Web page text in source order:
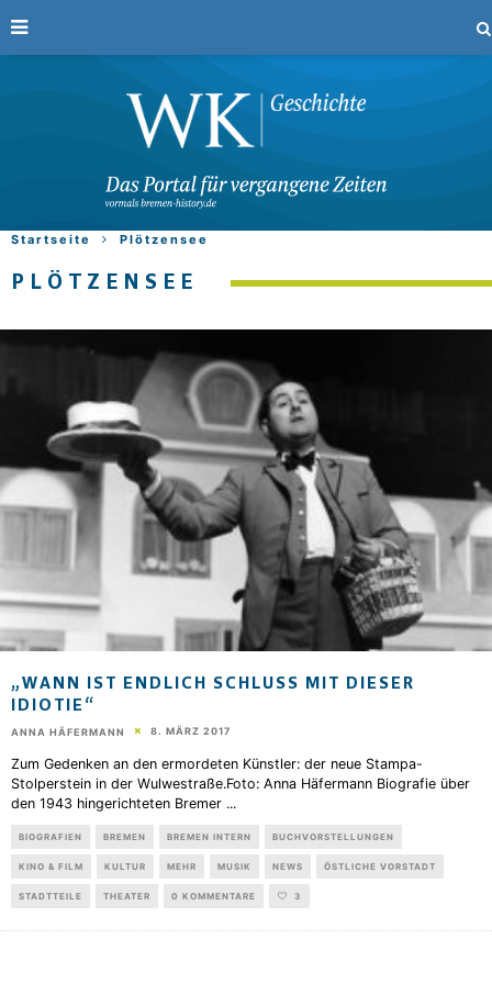
Startseite Plötzensee
PLÖTZENSEE
„WANN IST ENDLICH SCHLUSS MIT DIESER I
DIOTIE“
ANNA HÄFERMANN 8. MÄRZ 2017
Zum Gedenken an den ermordeten Künstler: der neue Stampa-
Stolperstein in der Wulwestraße.Foto: Anna Häfermann Biografie über
den 1943 hingerichteten Bremer ...
BIOGRAFIEN BREMEN BREMEN INTERN BUCHVORSTELLUNGEN
KINO & FILM KULTUR MEHR MUSIK NEWS ÖSTLICHE VORSTADT
STADTTEILE THEATER 0 KOMMENTARE 3